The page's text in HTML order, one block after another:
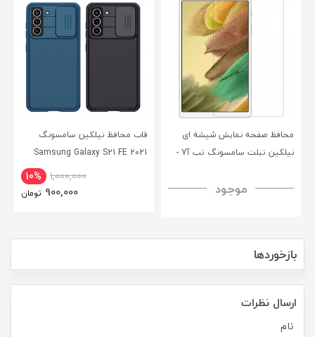
محافظ صفحه نمایش شیشه ای
نیلکین تبلت سامسونگ تب آ7 -
H+ Anti-explosion Tempered
موجود
قاب محافظ نیلکین سامسونگ
Samsung Galaxy S21 FE 2021
10% 1,000,000
900,000 تومان
بازخوردها
ارسال نظرات
نام